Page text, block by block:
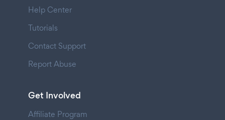
Help Center
Tutorials
Contact Support
Report Abuse
Get Involved
Affiliate Program